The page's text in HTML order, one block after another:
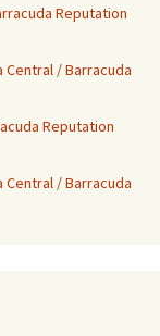
Reputation
Central / Barracuda
Reputation
Central / Barracuda